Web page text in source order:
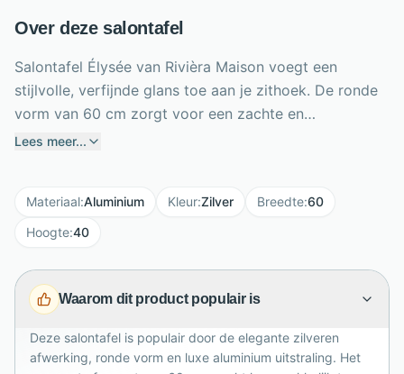
Over deze salontafel
Salontafel Élysée van Rivièra Maison voegt een
stijlvolle, verfijnde glans toe aan je zithoek. De ronde
vorm van 60 cm zorgt voor een zachte en
toegankelijke uitstraling, ideaal naast een bank of
gebruik. Met een hoogte van 40 cm is Élysée perfect
voor drankjes, boeken of decoratieve accessoires
en elegantie in de ruimte en combineert prachtig met
moderne, klassieke en hotel-chique interieurs. Een
woonkamer.
Lees meer...
Materiaal:Aluminium Kleur:Zilver Breedte:60
Hoogte:40
Waarom dit product populair is
Deze salontafel is populair door de elegante zilveren
afwerking, ronde vorm en luxe aluminium uitstraling. Het